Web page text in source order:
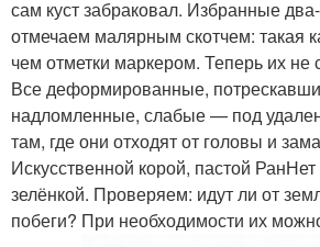
сам куст забраковал. Избранные
отмечаем малярным скотчем: такая
чем отметки маркером. Теперь их
Все деформированные,
надломленные, слабые — под
там, где они отходят от головы и
Искусственной корой, пастой
зелёнкой. Проверяем: идут ли от
побеги? При необходимости их